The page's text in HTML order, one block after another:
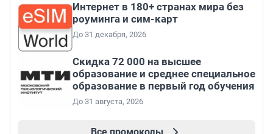
Интернет в 180+ странах мира без
роуминга и сим-карт
До 31 декабря, 2026
Скидка 72 000 на высшее
образование и среднее специальное
образование в первый год обучения
До 31 августа, 2026